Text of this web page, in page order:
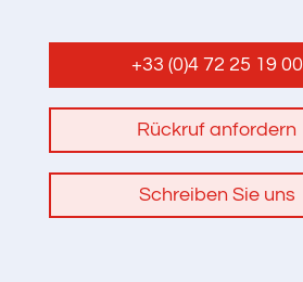
+33 (0)4 72 25 19 00
Rückruf anfordern
Schreiben Sie uns